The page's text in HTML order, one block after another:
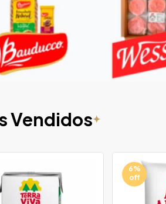
Vendidos
6%
off